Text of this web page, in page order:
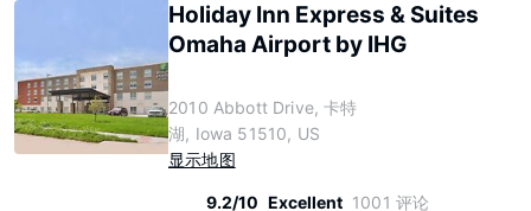
Holiday Inn Express & Suites
Omaha Airport by IHG
2010 Abbott Drive, 卡特
湖, Iowa 51510, US
显示地图
9.2/10 Excellent 1001 评论